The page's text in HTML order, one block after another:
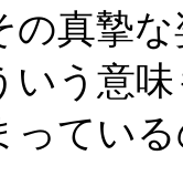
の真摯
いう意
ってい